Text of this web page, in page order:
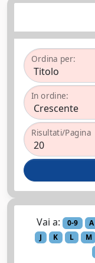
Ordina per:
In ordine:
Risultati/Pagina
Vai a: 0-9 A
J
K L M